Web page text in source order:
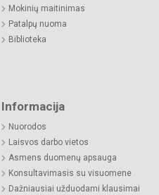
Mokinių maitinimas
Patalpų nuoma
Biblioteka
Informacija
Nuorodos
Laisvos darbo vietos
Asmens duomenų apsauga
Konsultavimasis su visuomene
Dažniausiai užduodami klausimai